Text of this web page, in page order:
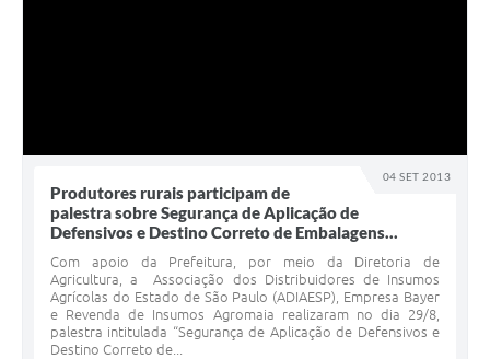
04 SET 2013
Produtores rurais participam de
palestra sobre Segurança de Aplicação de
Defensivos e Destino Correto de Embalagens...
Com apoio da Prefeitura, por meio da Diretoria de
Agricultura, a Associação dos Distribuidores de Insumos
Agrícolas do Estado de São Paulo (ADIAESP), Empresa Bayer
e Revenda de Insumos Agromaia realizaram no dia 29/8,
palestra intitulada “Segurança de Aplicação de Defensivos e
Destino Correto de...